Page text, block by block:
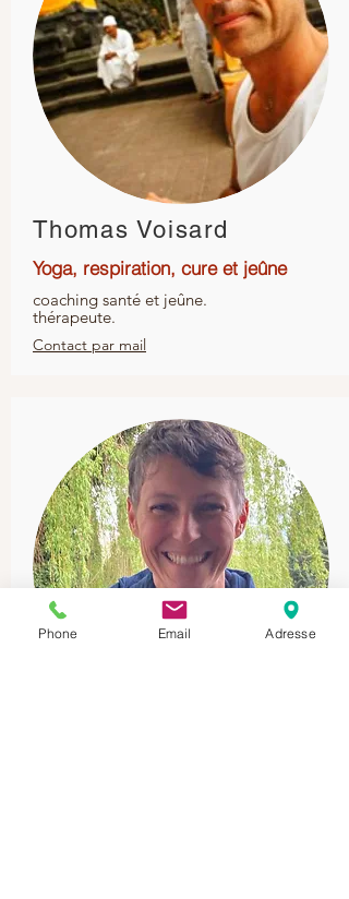
Thomas Voisard
Yoga, respiration, cure et jeûne
coaching santé et jeûne.
thérapeute.
Contact par mail
Phone Email Adresse